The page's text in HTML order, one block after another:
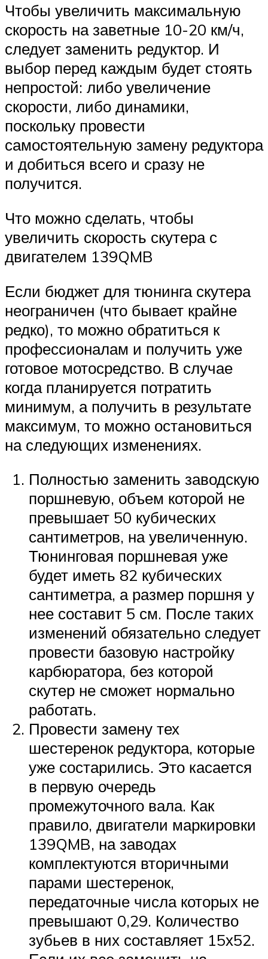
Чтобы увеличить максимальную
скорость на заветные 10-20 км/ч,
следует заменить редуктор. И
выбор перед каждым будет стоять
непростой: либо увеличение
скорости, либо динамики,
поскольку провести
самостоятельную замену редуктора
и добиться всего и сразу не
получится.
Что можно сделать, чтобы
увеличить скорость скутера с
двигателем 139QMB
Если бюджет для тюнинга скутера
неограничен (что бывает крайне
редко), то можно обратиться к
профессионалам и получить уже
готовое мотосредство. В случае
когда планируется потратить
минимум, а получить в результате
максимум, то можно остановиться
на следующих изменениях.
Полностью заменить заводскую
поршневую, объем которой не
превышает 50 кубических
сантиметров, на увеличенную.
Тюнинговая поршневая уже
будет иметь 82 кубических
сантиметра, а размер поршня у
нее составит 5 см. После таких
изменений обязательно следует
провести базовую настройку
карбюратора, без которой
скутер не сможет нормально
работать.
Провести замену тех
шестеренок редуктора, которые
уже состарились. Это касается
в первую очередь
промежуточного вала. Как
правило, двигатели маркировки
139QMB, на заводах
комплектуются вторичными
парами шестеренок,
передаточные числа которых не
превышают 0,29. Количество
зубьев в них составляет 15х52.